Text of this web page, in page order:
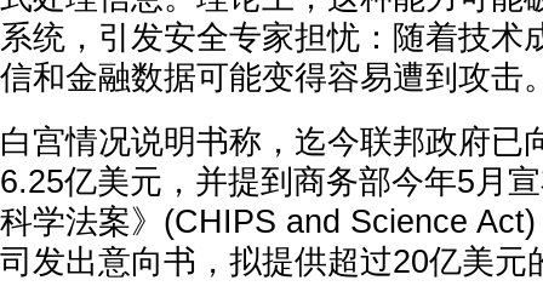
系统，引发安全专家担忧：随着技术
信和金融数据可能变得容易遭到攻击
白宫情况说明书称，迄今联邦政府已
6.25亿美元，并提到商务部今年5月
科学法案》(CHIPS and Science
司发出意向书，拟提供超过20亿美元